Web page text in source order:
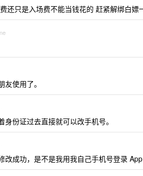
还只是入场费不能当钱花的 赶紧解绑白嫖
使用了。
份证过去直接就可以改手机号。
改成功，是不是我用我自己手机号登录